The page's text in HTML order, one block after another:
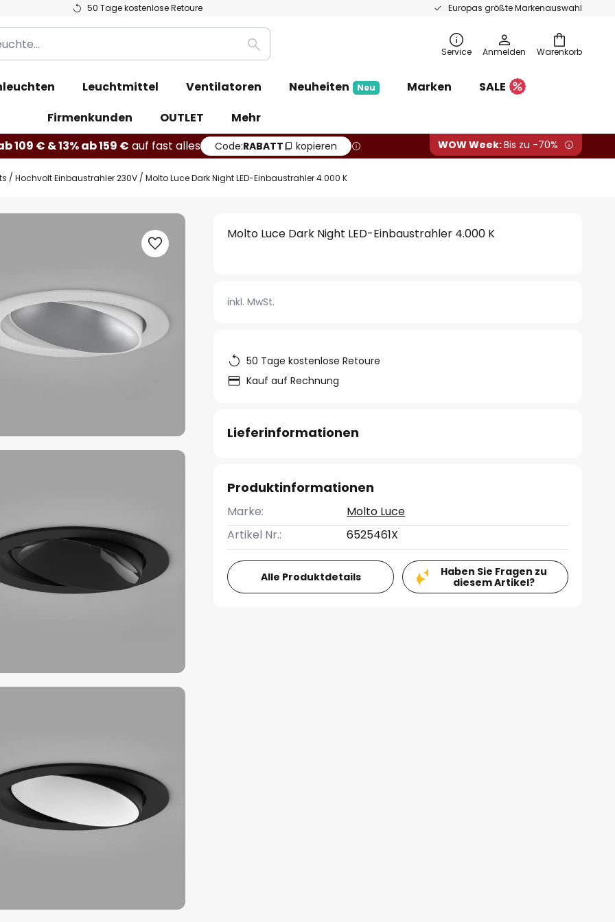
50 Tage kostenlose Retoure Europas größte Markenauswahl
Warenkorb
Suche Service Anmelden
Leuchtmittel Ventilatoren Neuheiten Neu Marken
SALE
Firmenkunden
OUTLET
Mehr
109 € & 13% ab 159 € auf fast alles Code:RABATT kopieren WOW Week:Bis zu -70%
Hochvolt Einbaustrahler 230V Molto Luce Dark Night LED-Einbaustrahler 4.000 K
Molto Luce Dark Night LED-Einbaustrahler 4.000 K
inkl. MwSt.
50 Tage kostenlose Retoure
Kauf auf Rechnung
Lieferinformationen
Produktinformationen
Marke:
Molto Luce
Artikel Nr.:
6525461X
Alle Produktdetails
Haben Sie Fragen zu
diesem Artikel?